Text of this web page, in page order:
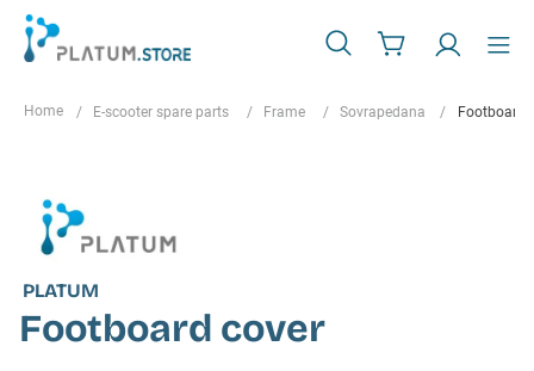
E-scooter spare parts Frame Sovrapedana Footboard
PLATUM
Footboard cover